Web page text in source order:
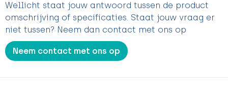
Wellicht staat jouw antwoord tussen de product
omschrijving of specificaties. Staat jouw vraag er
niet tussen? Neem dan contact met ons op
Neem contact met ons op